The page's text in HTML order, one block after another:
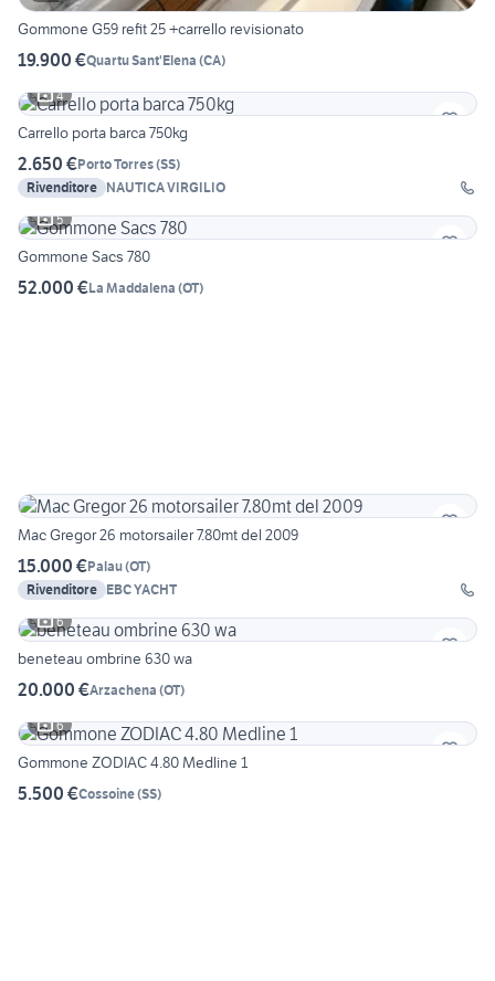
Gommone G59 refit 25 +carrello revisionato
19.900 €Quartu Sant'Elena (CA)
4
Carrello porta barca 750kg
2.650 €Porto Torres(SS)
Rivenditore NAUTICA VIRGILIO
5
Gommone Sacs 780
52.000 €La Maddalena (OT)
Mac Gregor 26 motorsailer 7.80mt del 2009
15.000 €Palau(OT)
Rivenditore EBC YACHT
6
beneteau ombrine 630 wa
20.000 €Arzachena (OT)
6
Gommone ZODIAC 4.80 Medline 1
5.500 €Cossoine(SS)